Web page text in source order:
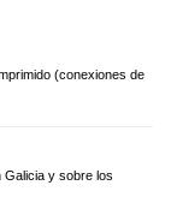
(conexiones de
Galicia y sobre los